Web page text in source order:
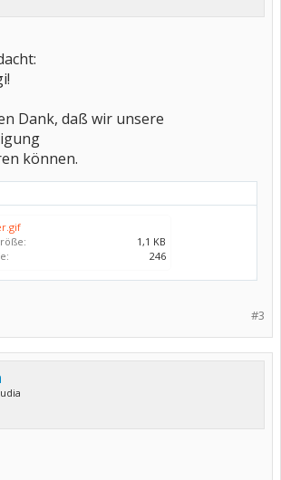
Dank, daß wir unsere
können.
1,1 KB
246
#3